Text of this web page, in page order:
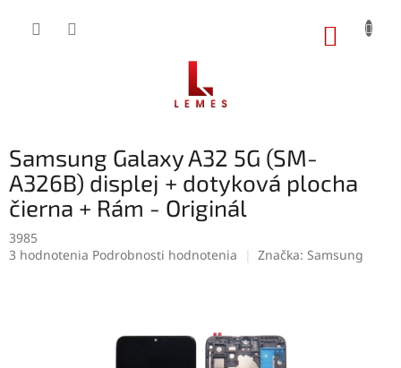
Samsung Galaxy A32 5G (SM-
A326B) displej + dotyková plocha
čierna + Rám - Originál
3985
Priemerné
3 hodnotenia Podrobnosti hodnotenia Značka: Samsung